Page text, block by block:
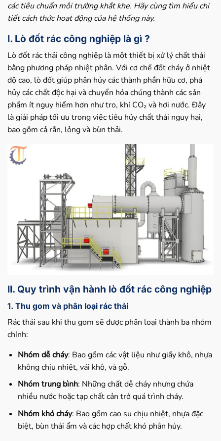
các tiêu chuẩn môi trường khắt khe. Hãy cùng tìm hiểu chi
tiết cách thức hoạt động của hệ thống này.
I. Lò đốt rác công nghiệp là gì ?
Lò đốt rác thải công nghiệp là một thiết bị xử lý chất thải
bằng phương pháp nhiệt phân. Với cơ chế đốt cháy ở nhiệt
độ cao, lò đốt giúp phân hủy các thành phần hữu cơ, phá
hủy các chất độc hại và chuyển hóa chúng thành các sản
phẩm ít nguy hiểm hơn như tro, khí CO₂ và hơi nước. Đây
là giải pháp tối ưu trong việc tiêu hủy chất thải nguy hại,
bao gồm cả rắn, lỏng và bùn thải.
II. Quy trình vận hành lò đốt rác công nghiệp
1. Thu gom và phân loại rác thải
Rác thải sau khi thu gom sẽ được phân loại thành ba nhóm
chính:
Nhóm dễ cháy: Bao gồm các vật liệu như giấy khô, nhựa
không chịu nhiệt, vải khô, và gỗ.
Nhóm trung bình: Những chất dễ cháy nhưng chứa
nhiều nước hoặc tạp chất cản trở quá trình cháy.
Nhóm khó cháy: Bao gồm cao su chịu nhiệt, nhựa đặc
biệt, bùn thải ẩm và các hợp chất khó phân hủy.